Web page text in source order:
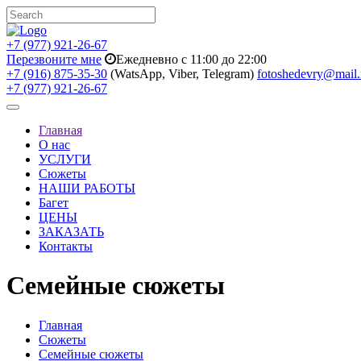
+7 (977) 921-26-67
Перезвоните мне
Ежедневно с 11:00 до 22:00
+7 (916) 875-35-30 (WatsApp, Viber, Telegram)
+7 (977) 921-26-67
Toggle
navigationГлавная
О нас
УСЛУГИ
Сюжеты
НАШИ РАБОТЫ
Багет
ЦЕНЫ
ЗАКАЗАТЬ
Контакты
Семейные сюжеты
Главная
Сюжеты
Семейные сюжеты